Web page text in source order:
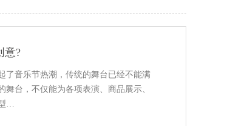
意?
了音乐节热潮，传统的舞台已经不能满
台，不仅能为各项表演、商品展示、
…